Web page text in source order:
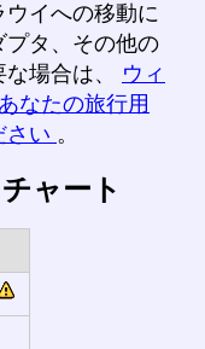
イへの移動に
プタ、その他の
場合は、 ウィ
なたの旅行用
さい 。
ャート